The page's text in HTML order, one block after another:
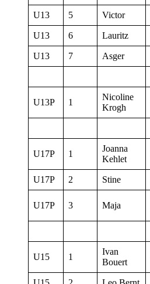
U13 5 Victor
U13 6 Lauritz
U13 7 Asger
U13P 1
Nicoline
Krogh
U17P 1
Joanna
Kehlet
U17P 2 Stine
U17P 3 Maja
U15 1
Ivan
Bouert